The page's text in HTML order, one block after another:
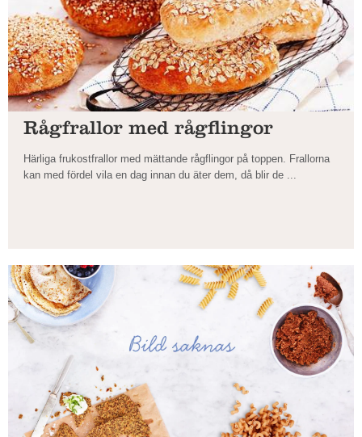
Rågfrallor med rågflingor
Härliga frukostfrallor med mättande rågflingor på toppen. Frallorna
kan med fördel vila en dag innan du äter dem, då blir de ...